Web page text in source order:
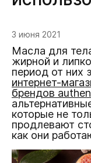
3 июня 2021
Масла для
жирной и
период от них
интернет-
брендов
которые не
продлевают
как они